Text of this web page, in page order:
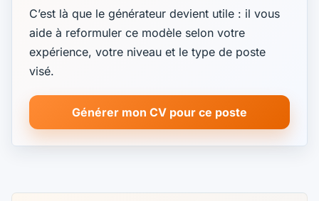
C’est là que le générateur devient utile : il vous
aide à reformuler ce modèle selon votre
expérience, votre niveau et le type de poste
visé.
Générer mon CV pour ce poste